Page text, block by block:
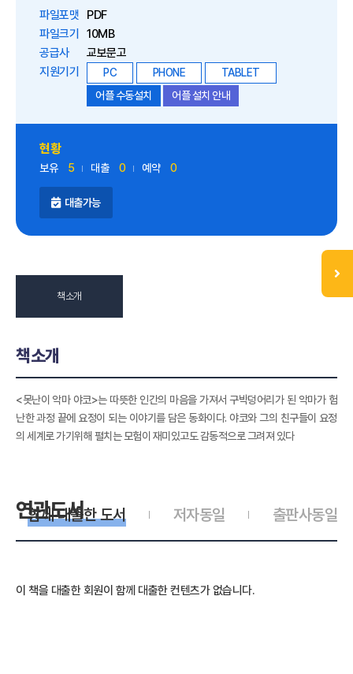
파일포맷
PDF
파일크기
10MB
공급사
교보문고
지원기기
PC PHONE
TABLET
어플 수동설치
어플 설치 안내
현황
보유 5 대출 0 예약 0
대출가능
책소개
책소개
<못난이 악마 야코>는 따뜻한 인간의 마음을 가져서 구박덩어리가 된 악마가 험
난한 과정 끝에 요정이 되는 이야기를 담은 동화이다. 야코와 그의 친구들이 요정
의 세계로 가기위해 펼치는 모험이 재미있고도 감동적으로 그려져 있다
연관도서 출판사동일
저자동일
함께 대출한 도서
이 책을 대출한 회원이 함께 대출한 컨텐츠가 없습니다.